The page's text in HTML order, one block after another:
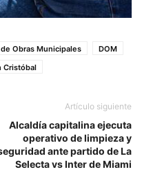
Obras Municipales
DOM
Cristóbal
Artículo siguiente
Alcaldía capitalina ejecuta
operativo de limpieza y
ante partido de La
Selecta vs Inter de Miami